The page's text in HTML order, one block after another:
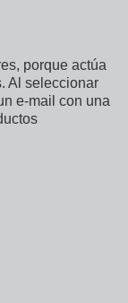
porque actúa
Al seleccionar
e-mail con una